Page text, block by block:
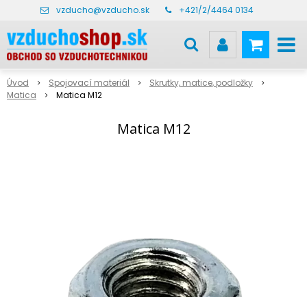
vzducho@vzducho.sk +421/2/4464 0134
Úvod Spojovací materiál
Skrutky, matice, podložky
Matica
Matica M12
Matica M12